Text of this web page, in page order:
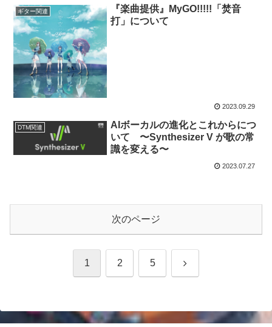
ギター関連
『楽曲提供』MyGO!!!!!「焚音
打」について
2023.09.29
DTM関連
AIボーカルの進化とこれからにつ
いて 〜Synthesizer V が歌の常
識を変える〜
2023.07.27
次のページ
1 2 5 次